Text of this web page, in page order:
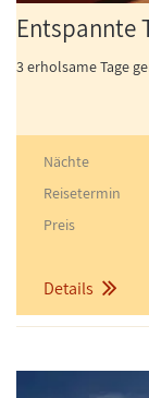
Entspannte
3 erholsame Tage
Nächte
Reisetermin
Preis
Details